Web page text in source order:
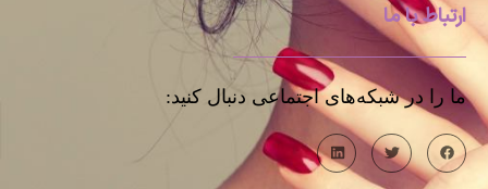
ارتباط با ما
ما را در شبکه‌های اجتماعی دنبال کنید: